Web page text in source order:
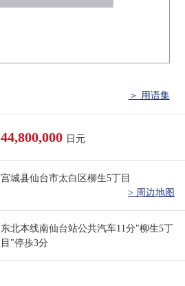
＞ 用语集
44,800,000 日元
宫城县仙台市太白区柳生5丁目
> 周边地图
东北本线南仙台站公共汽车11分"柳生5丁
目"停歩3分